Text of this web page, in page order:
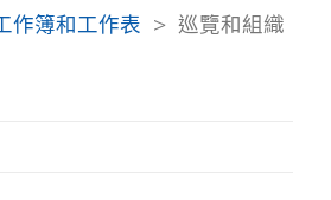
作簿和工作表
巡覽和組織